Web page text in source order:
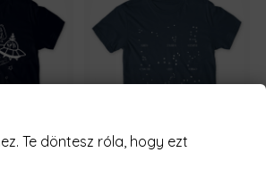
Te döntesz róla, hogy ezt